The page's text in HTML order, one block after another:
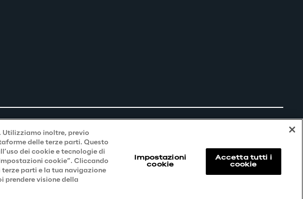
Utilizziamo inoltre, previo
delle terze parti. Questo
dei cookie e tecnologie di
cookie”. Cliccando
parti e la tua navigazione
prendere visione della
Impostazioni
cookie
Accetta tutti i
cookie